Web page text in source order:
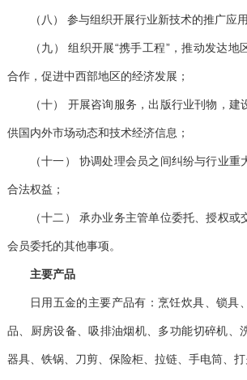
（八） 参与组织开展行业新技术的推广应
（九） 组织开展“携手工程”，推动发达地
合作，促进中西部地区的经济发展；
（十） 开展咨询服务，出版行业刊物，建
供国内外市场动态和技术经济信息；
（十一） 协调处理会员之间纠纷与行业重
合法权益；
（十二） 承办业务主管单位委托、授权或
会员委托的其他事项。
主要产品
日用五金的主要产品有：烹饪炊具、锁具
品、厨房设备、吸排油烟机、多功能切碎机、
器具、铁锅、刀剪、保险柜、拉链、手电筒、打